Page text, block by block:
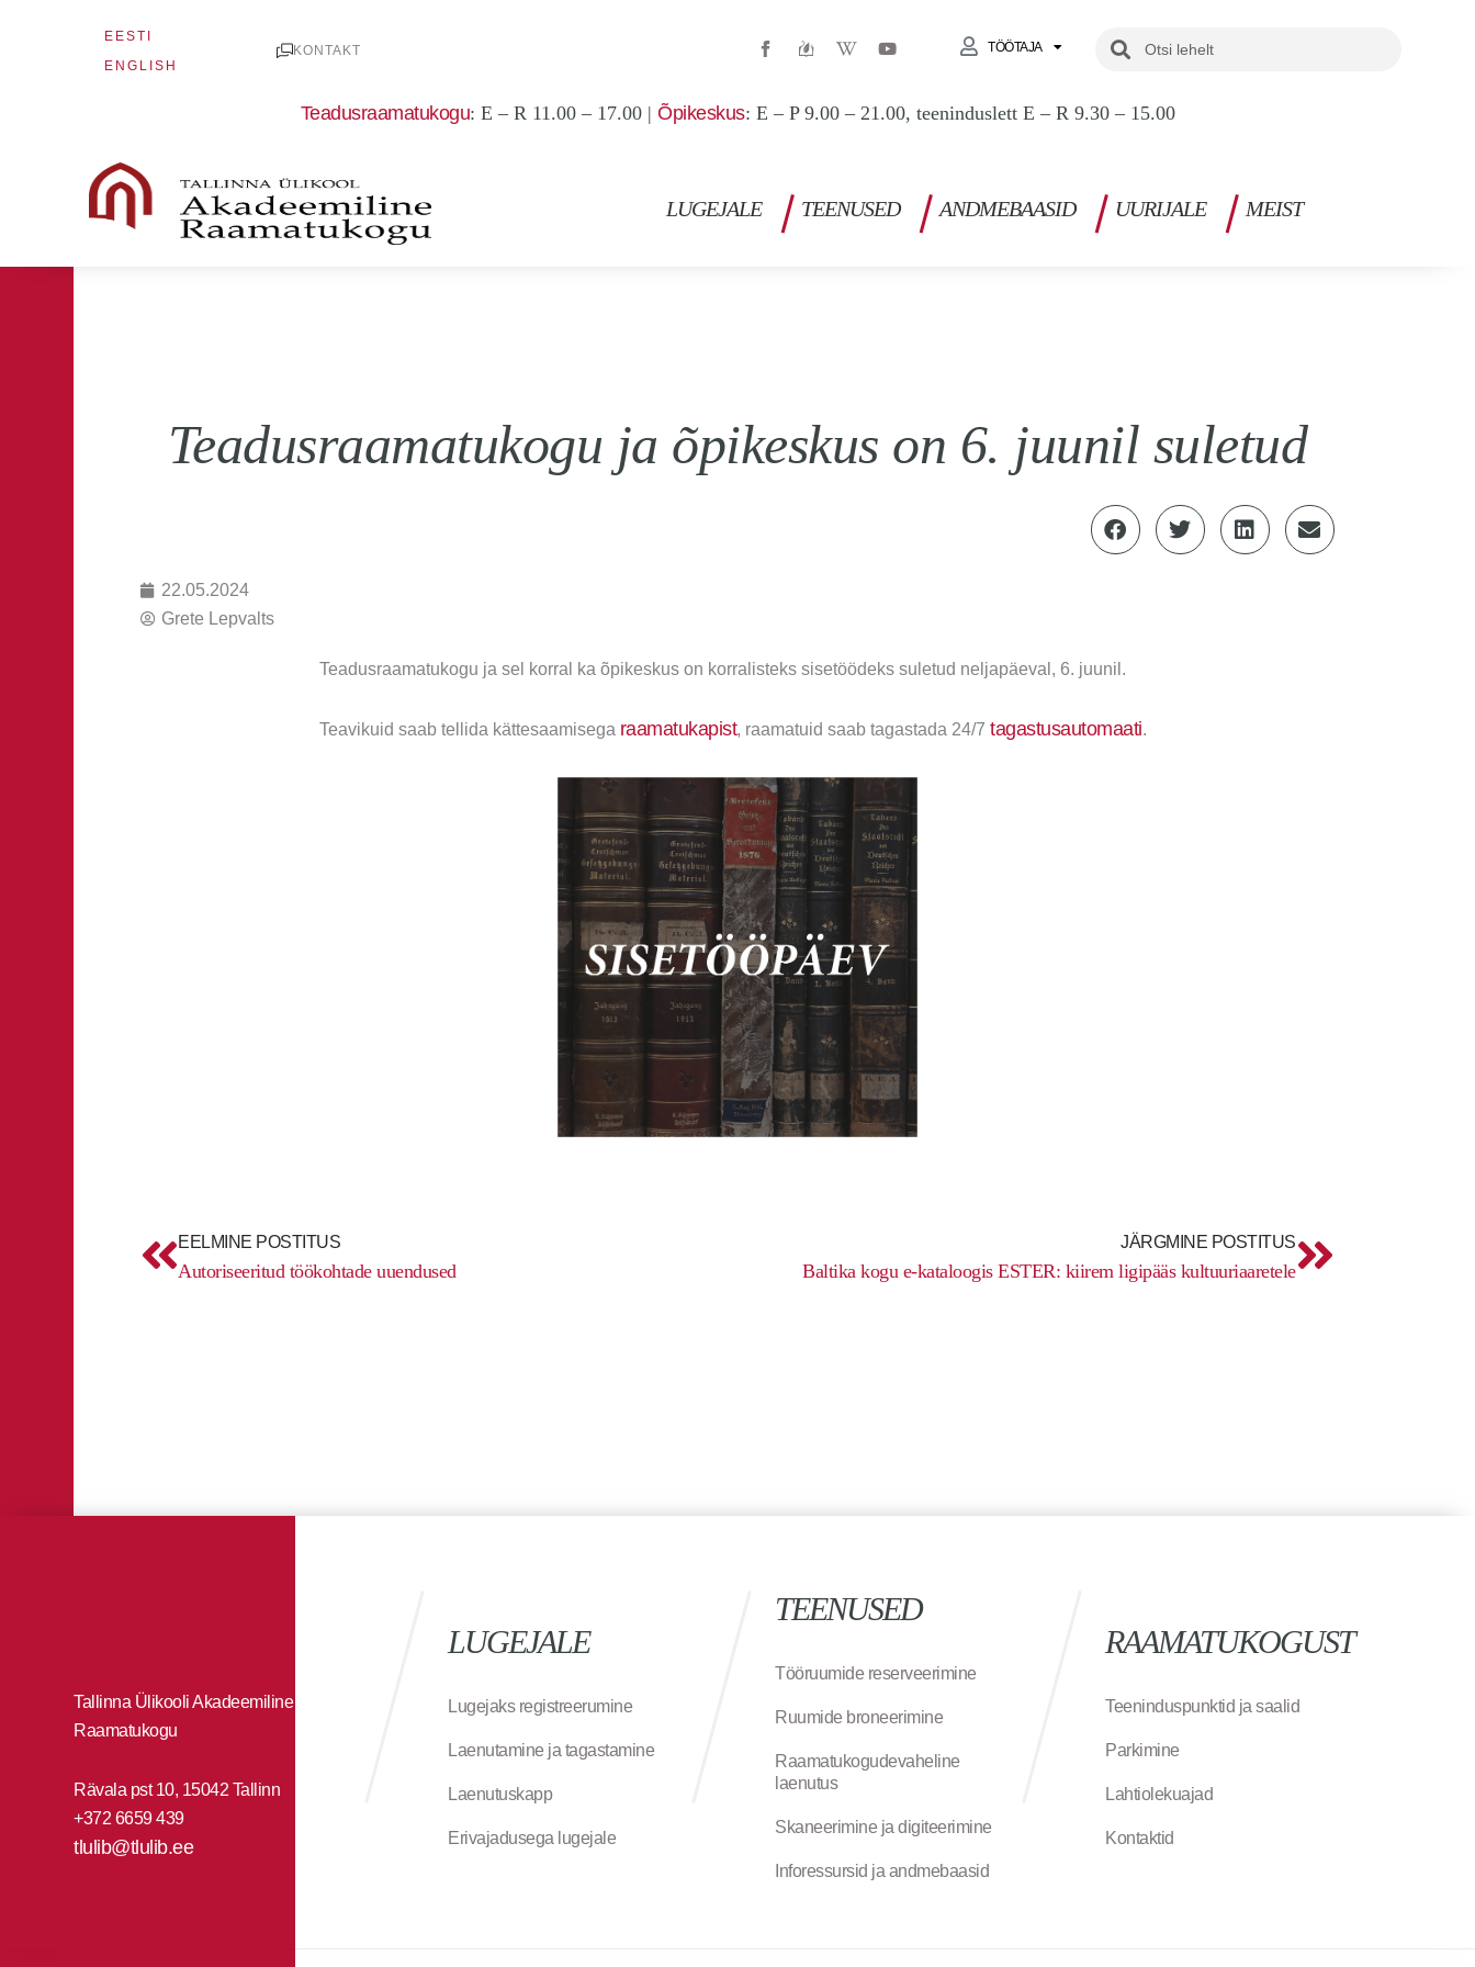
EESTI
ENGLISH
KONTAKT
W
i
e
w
Y
o
u
b
TÖÖTAJA SearchSearch
Teadusraamatukogu: E – R 11.00 – 17.00 | Õpikeskus: E – P 9.00 – 21.00, teeninduslett E – R 9.30 – 15.00
LUGEJALE TEENUSED ANDMEBAASID UURIJALE MEIST
Teadusraamatukogu ja õpikeskus on 6. juunil suletud
22.05.2024
Grete Lepvalts
Teadusraamatukogu ja sel korral ka õpikeskus on korralisteks sisetöödeks suletud neljapäeval, 6. juunil.
Teavikuid saab tellida kättesaamisega raamatukapist, raamatuid saab tagastada 24/7tagastusautomaati.
EELMINE POSTITUS
Autoriseeritud töökohtade uuendused
JÄRGMINE POSTITUS
Baltika kogu e-kataloogis ESTER: kiirem ligipääs kultuuriaaretele
Tallinna Ülikooli Akadeemiline
Raamatukogu
Rävala pst 10, 15042 Tallinn
+372 6659 439
tlulib@tlulib.ee
LUGEJALE
Lugejaks registreerumine
Laenutamine ja tagastamine
Laenutuskapp
Erivajadusega lugejale
TEENUSED
Tööruumide reserveerimine
Ruumide broneerimine
Raamatukogudevaheline
laenutus
Skaneerimine ja digiteerimine
Inforessursid ja andmebaasid
RAAMATUKOGUST
Teeninduspunktid ja saalid
Parkimine
Lahtiolekuajad
Kontaktid